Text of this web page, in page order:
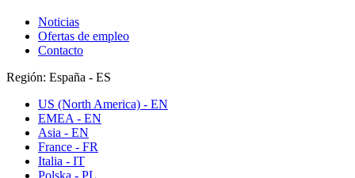
Noticias
Ofertas de empleo
Contacto
Región: España - ES
US (North America) - EN
EMEA - EN
Asia - EN
France - FR
Italia - IT